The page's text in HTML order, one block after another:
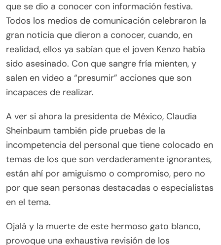
que se dio a conocer con información festiva.
Todos los medios de comunicación celebraron la
gran noticia que dieron a conocer, cuando, en
realidad, ellos ya sabían que el joven Kenzo había
sido asesinado. Con que sangre fría mienten, y
salen en video a “presumir” acciones que son
incapaces de realizar.
A ver si ahora la presidenta de México, Claudia
Sheinbaum también pide pruebas de la
incompetencia del personal que tiene colocado en
temas de los que son verdaderamente ignorantes,
están ahí por amiguismo o compromiso, pero no
por que sean personas destacadas o especialistas
en el tema.
Ojalá y la muerte de este hermoso gato blanco,
provoque una exhaustiva revisión de los